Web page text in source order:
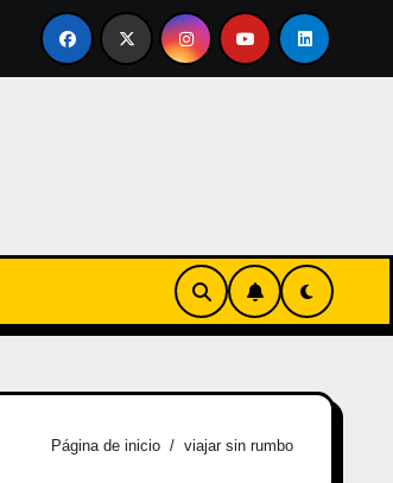
El primer tour de la India Chiquitina
Página de inicio viajar sin rumbo